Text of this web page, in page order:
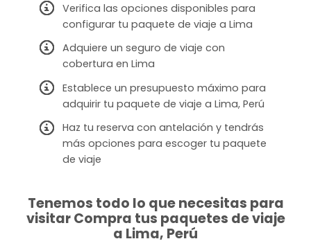
Verifica las opciones disponibles para
configurar tu paquete de viaje a Lima
Adquiere un seguro de viaje con
cobertura en Lima
Establece un presupuesto máximo para
adquirir tu paquete de viaje a Lima, Perú
Haz tu reserva con antelación y tendrás
más opciones para escoger tu paquete
de viaje
Tenemos todo lo que necesitas para
visitar Compra tus paquetes de viaje
a Lima, Perú